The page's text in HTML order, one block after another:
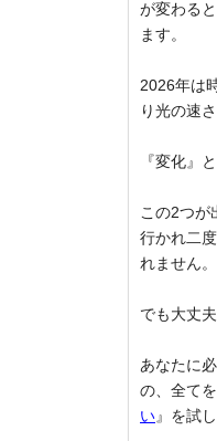
が変わる
ます。
2026年は
り光の速
『変化』
この2つが
行かれ二
れません。
でも大丈
あなたに
の、全て
い 』を試